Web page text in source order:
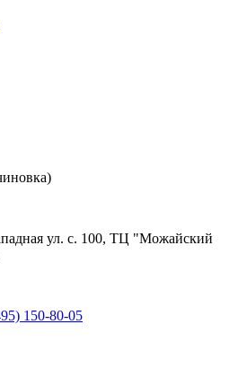
ул. с. 100, ТЦ "Можайский
150-80-05